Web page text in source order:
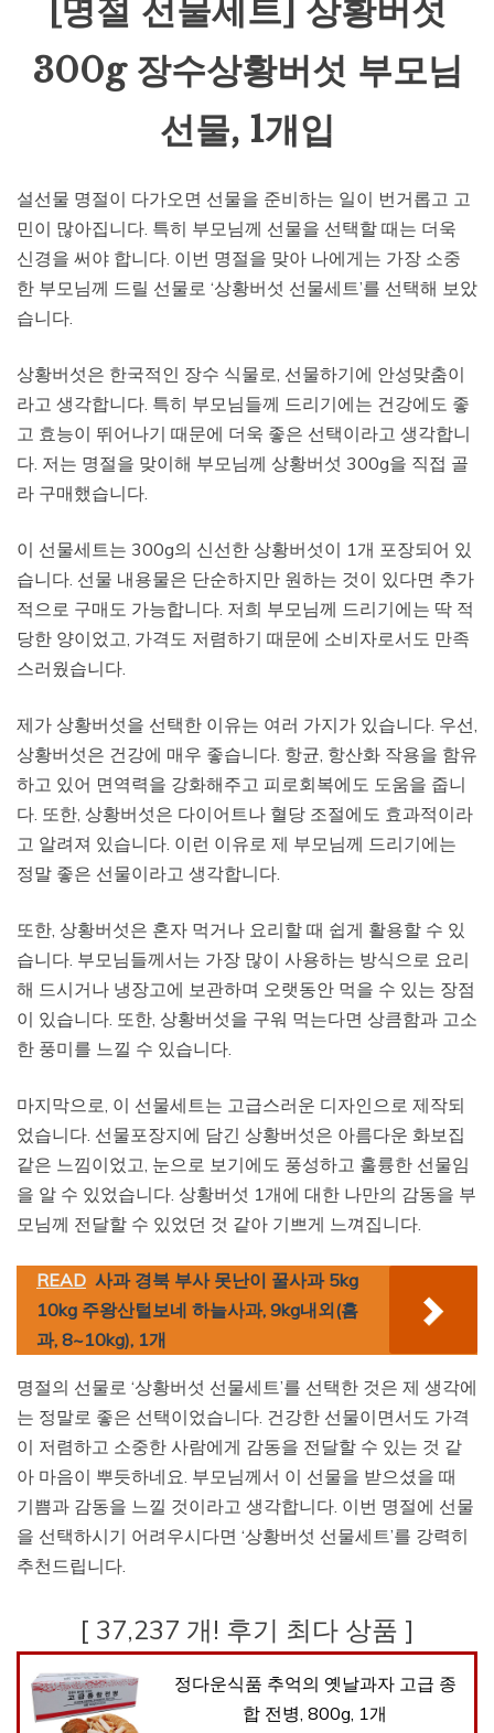
[명절 선물세트] 상황버섯
300g 장수상황버섯 부모님
선물, 1개입
설선물 명절이 다가오면 선물을 준비하는 일이 번거롭고 고
민이 많아집니다. 특히 부모님께 선물을 선택할 때는 더욱
신경을 써야 합니다. 이번 명절을 맞아 나에게는 가장 소중
한 부모님께 드릴 선물로 ‘상황버섯 선물세트’를 선택해 보았
습니다.
상황버섯은 한국적인 장수 식물로, 선물하기에 안성맞춤이
라고 생각합니다. 특히 부모님들께 드리기에는 건강에도 좋
고 효능이 뛰어나기 때문에 더욱 좋은 선택이라고 생각합니
다. 저는 명절을 맞이해 부모님께 상황버섯 300g을 직접 골
라 구매했습니다.
이 선물세트는 300g의 신선한 상황버섯이 1개 포장되어 있
습니다. 선물 내용물은 단순하지만 원하는 것이 있다면 추가
적으로 구매도 가능합니다. 저희 부모님께 드리기에는 딱 적
당한 양이었고, 가격도 저렴하기 때문에 소비자로서도 만족
스러웠습니다.
제가 상황버섯을 선택한 이유는 여러 가지가 있습니다. 우선,
상황버섯은 건강에 매우 좋습니다. 항균, 항산화 작용을 함유
하고 있어 면역력을 강화해주고 피로회복에도 도움을 줍니
다. 또한, 상황버섯은 다이어트나 혈당 조절에도 효과적이라
고 알려져 있습니다. 이런 이유로 제 부모님께 드리기에는
정말 좋은 선물이라고 생각합니다.
또한, 상황버섯은 혼자 먹거나 요리할 때 쉽게 활용할 수 있
습니다. 부모님들께서는 가장 많이 사용하는 방식으로 요리
해 드시거나 냉장고에 보관하며 오랫동안 먹을 수 있는 장점
이 있습니다. 또한, 상황버섯을 구워 먹는다면 상큼함과 고소
한 풍미를 느낄 수 있습니다.
마지막으로, 이 선물세트는 고급스러운 디자인으로 제작되
었습니다. 선물포장지에 담긴 상황버섯은 아름다운 화보집
같은 느낌이었고, 눈으로 보기에도 풍성하고 훌륭한 선물임
을 알 수 있었습니다. 상황버섯 1개에 대한 나만의 감동을 부
모님께 전달할 수 있었던 것 같아 기쁘게 느껴집니다.
READ 사과 경북 부사 못난이 꿀사과 5kg
10kg 주왕산털보네 하늘사과, 9kg내외(흠
과, 8~10kg), 1개
명절의 선물로 ‘상황버섯 선물세트’를 선택한 것은 제 생각에
는 정말로 좋은 선택이었습니다. 건강한 선물이면서도 가격
이 저렴하고 소중한 사람에게 감동을 전달할 수 있는 것 같
아 마음이 뿌듯하네요. 부모님께서 이 선물을 받으셨을 때
기쁨과 감동을 느낄 것이라고 생각합니다. 이번 명절에 선물
을 선택하시기 어려우시다면 ‘상황버섯 선물세트’를 강력히
추천드립니다.
[ 37,237 개! 후기 최다 상품 ]
정다운식품 추억의 옛날과자 고급 종
합 전병, 800g, 1개